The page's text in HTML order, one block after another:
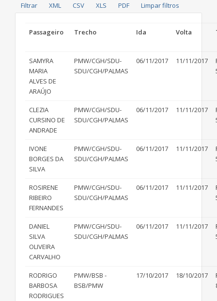
Passageiro Trecho Ida Volta
SAMYRA
MARIA
ALVES DE
ARAÚJO
PMW/CGH/SDU-
SDU/CGH/PALMAS
06/11/2017 11/11/2017
CLEZIA
CURSINO DE
ANDRADE
PMW/CGH/SDU-
SDU/CGH/PALMAS
06/11/2017 11/11/2017
IVONE
BORGES DA
SILVA
PMW/CGH/SDU-
SDU/CGH/PALMAS
06/11/2017 11/11/2017
ROSIRENE
RIBEIRO
FERNANDES
PMW/CGH/SDU-
SDU/CGH/PALMAS
06/11/2017 11/11/2017
DANIEL
SILVA
OLIVEIRA
CARVALHO
PMW/CGH/SDU-
SDU/CGH/PALMAS
06/11/2017 11/11/2017
RODRIGO
BARBOSA
RODRIGUES
PMW/BSB -
BSB/PMW
17/10/2017 18/10/2017